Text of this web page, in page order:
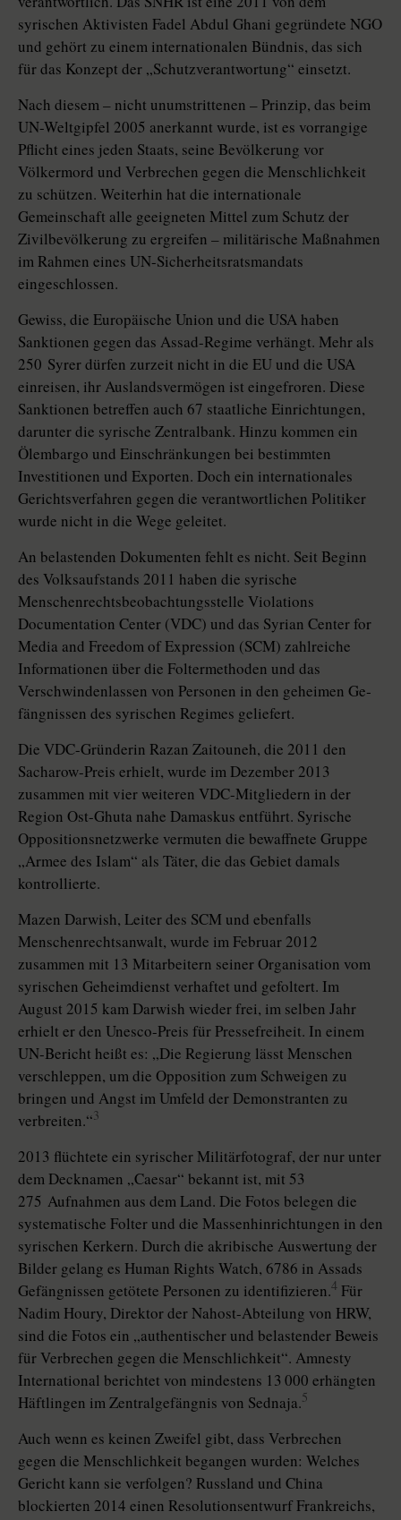
syrischen Aktivisten Fadel Abdul Ghani gegründete NGO
und gehört zu einem internationalen Bündnis, das sich
für das Konzept der „Schutzverantwortung“ einsetzt.
Nach diesem – nicht unumstrittenen – Prinzip, das beim
UN-Weltgipfel 2005 anerkannt wurde, ist es vorrangige
Pflicht eines jeden Staats, seine Bevölkerung vor
Völkermord und Verbrechen gegen die Menschlichkeit
zu schützen. Weiterhin hat die internationale
Gemeinschaft alle geeigneten Mittel zum Schutz der
Zivilbevölkerung zu ergreifen – militärische Maßnahmen
im Rahmen eines UN-Sicherheitsratsmandats
eingeschlossen.
Gewiss, die Europäische Union und die USA haben
Sanktionen gegen das Assad-Regime verhängt. Mehr als
250 Syrer dürfen zurzeit nicht in die EU und die USA
einreisen, ihr Auslandsvermögen ist eingefroren. Diese
Sanktionen betreffen auch 67 staatliche Einrichtungen,
darunter die syrische Zentralbank. Hinzu kommen ein
Ölembargo und Einschränkungen bei bestimmten
Investitionen und Exporten. Doch ein internationales
Gerichtsverfahren gegen die verantwortlichen Politiker
wurde nicht in die Wege geleitet.
An belastenden Dokumenten fehlt es nicht. Seit Beginn
des Volksaufstands 2011 haben die syrische
Menschenrechtsbeobachtungsstelle Viola­tions
Documentation Center (VDC) und das Syrian Center for
Media and Freedom of Expression (SCM) zahlreiche
Informationen über die Foltermethoden und das
Verschwindenlassen von Personen in den geheimen Ge­
fängnissen des syrischen Regimes geliefert.
Die VDC-Gründerin Razan Zai­tou­neh, die 2011 den
Sacharow-Preis erhielt, wurde im Dezember 2013
zusammen mit vier weiteren VDC-Mitgliedern in der
Region Ost-Ghuta nahe Damaskus entführt. Syrische
Opposi­tions­netzwerke vermuten die bewaffnete Gruppe
„Armee des Islam“ als Täter, die das Gebiet damals
kontrollierte.
Mazen Darwish, Leiter des SCM und ebenfalls
Menschenrechtsanwalt, wurde im Februar 2012
zusammen mit 13 Mitarbeitern seiner Organisation vom
syrischen Geheimdienst verhaftet und gefoltert. Im
August 2015 kam Darwish wieder frei, im selben Jahr
erhielt er den Unesco-Preis für Pressefreiheit. In einem
UN-Bericht heißt es: „Die Regierung lässt Menschen
verschleppen, um die Opposition zum Schweigen zu
bringen und Angst im Umfeld der Demonstranten zu
verbreiten.“3
2013 flüchtete ein syrischer Militärfotograf, der nur unter
dem Decknamen „Caesar“ bekannt ist, mit 53
275 Aufnahmen aus dem Land. Die Fotos belegen die
systematische Folter und die Massenhinrichtungen in den
syrischen Kerkern. Durch die akribische Auswertung der
Bilder gelang es Human Rights Watch, 6786 in Assads
Gefängnissen getötete Personen zu identifizieren.4 Für
Nadim Houry, Direktor der Nahost-Abteilung von HRW,
sind die Fotos ein „authentischer und belastender Beweis
für Verbrechen gegen die Menschlichkeit“. Amnesty
International berichtet von mindestens 13 000 erhängten
Häftlingen im Zen­tral­gefängnis von Sednaja.5
Auch wenn es keinen Zweifel gibt, dass Verbrechen
gegen die Menschlichkeit begangen wurden: Welches
Gericht kann sie verfolgen? Russland und China
blockierten 2014 einen Resolutionsentwurf Frankreichs,